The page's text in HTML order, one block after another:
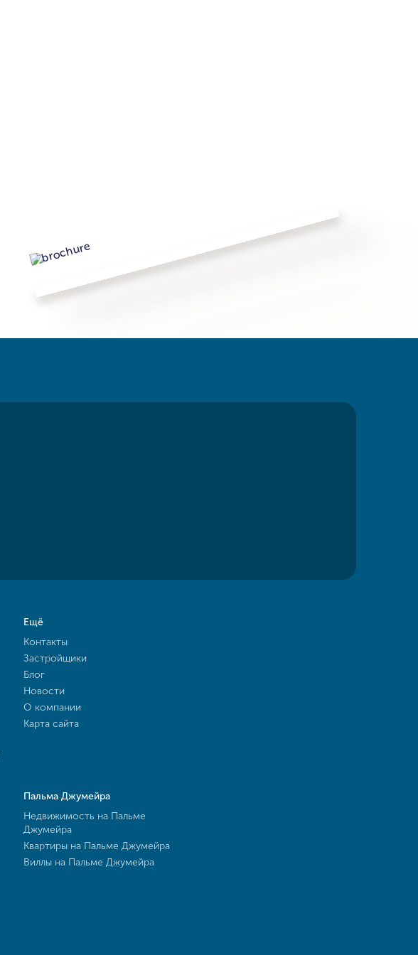
Ещё
Контакты
Застройщики
Блог
Новости
О компании
Карта сайта
Пальма Джумейра
Недвижимость на Пальме
Джумейра
Квартиры на Пальме Джумейра
Виллы на Пальме Джумейра